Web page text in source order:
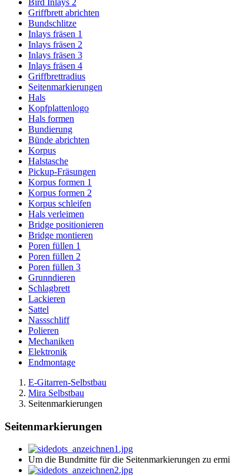
Griffbrett abrichten
Bundschlitze
Inlays fräsen 1
Inlays fräsen 2
Inlays fräsen 3
Inlays fräsen 4
Griffbrettradius
Seitenmarkierungen
Hals
Kopfplattenlogo
Hals formen
Bundierung
Bünde abrichten
Korpus
Halstasche
Pickup-Fräsungen
Korpus formen 1
Korpus formen 2
Korpus schleifen
Hals verleimen
Bridge positionieren
Bridge montieren
Poren füllen 1
Poren füllen 2
Poren füllen 3
Grunndieren
Schlagbrett
Lackieren
Sattel
Nassschliff
Polieren
Mechaniken
Elektronik
Endmontage
E-Gitarren-Selbstbau
Mira Selbstbau
Seitenmarkierungen
Seitenmarkierungen
Um die Bundmitte für die Seitenmarkierungen zu